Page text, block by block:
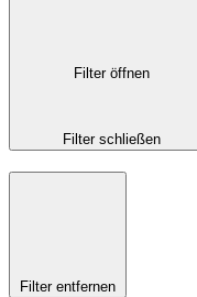
Filter öffnen
Filter schließen
Filter entfernen